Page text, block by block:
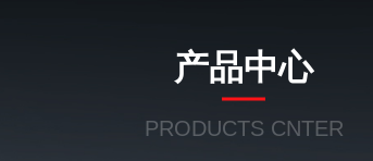
产品中心
PRODUCTS CNTER